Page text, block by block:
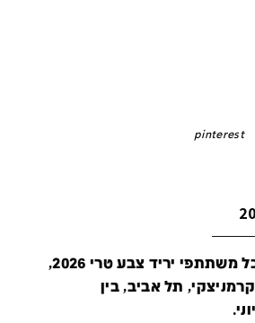
pinterest
קטלוג זה מציג את כל משתתפי יריד צבע טרי 2026,
תל אביב, בין